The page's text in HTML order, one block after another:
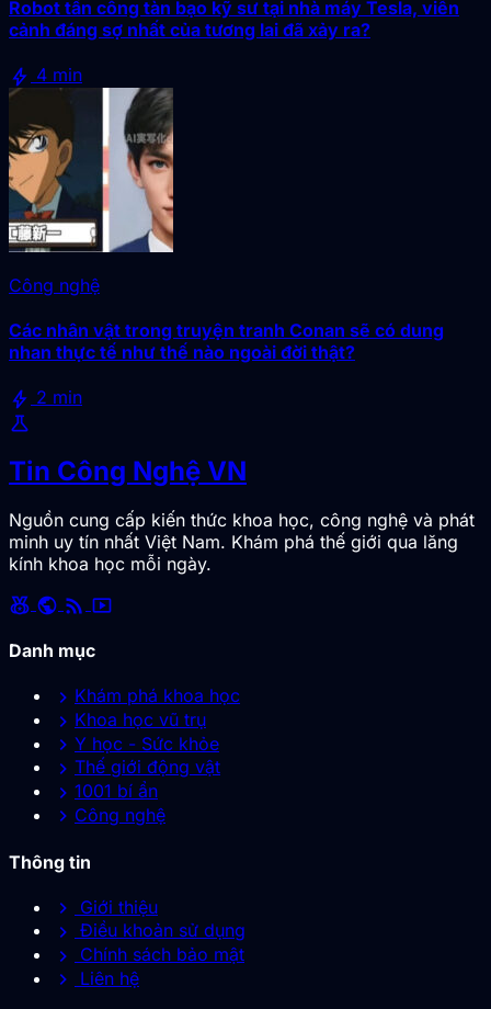
Robot tấn công tàn bạo kỹ sư tại nhà máy Tesla, viễn
cảnh đáng sợ nhất của tương lai đã xảy ra?
bolt 4 min
Công nghệ
Các nhân vật trong truyện tranh Conan sẽ có dung
nhan thực tế như thế nào ngoài đời thật?
bolt 2 min
science
Tin Công Nghệ VN
Nguồn cung cấp kiến thức khoa học, công nghệ và phát
minh uy tín nhất Việt Nam. Khám phá thế giới qua lăng
kính khoa học mỗi ngày.
social_leaderboard public rss_feed smart_display
Danh mục
chevron_right Khám phá khoa học
chevron_right Khoa học vũ trụ
chevron_right Y học - Sức khỏe
chevron_right Thế giới động vật
chevron_right 1001 bí ẩn
chevron_right Công nghệ
Thông tin
chevron_right Giới thiệu
chevron_right Điều khoản sử dụng
chevron_right Chính sách bảo mật
chevron_right Liên hệ